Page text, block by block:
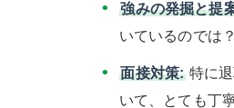
強みの発掘と提
いているのでは
面接対策:特に退
いて、とても丁